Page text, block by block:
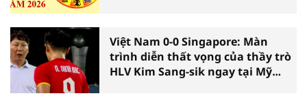
Việt Nam 0-0 Singapore: Màn
trình diễn thất vọng của thầy trò
HLV Kim Sang-sik ngay tại Mỹ